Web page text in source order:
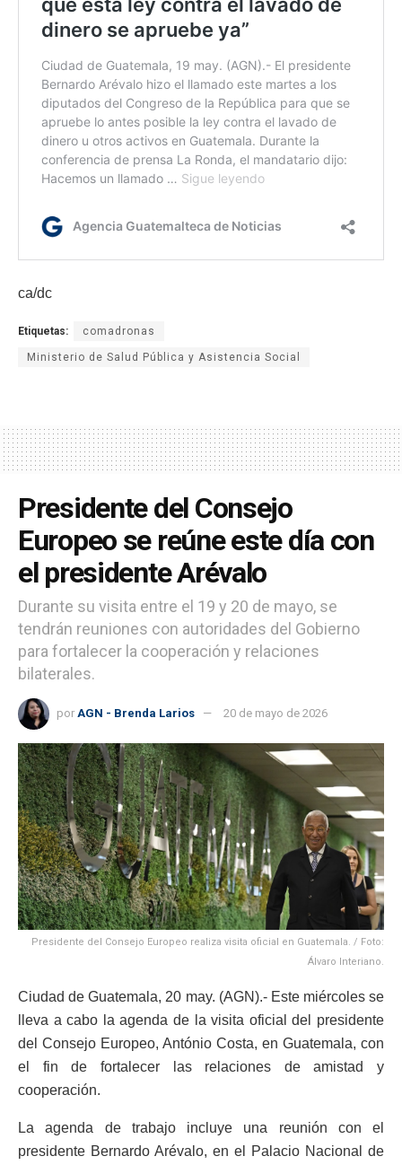
ca/dc
Etiquetas: comadronas
Ministerio de Salud Pública y Asistencia Social
Presidente del Consejo
Europeo se reúne este día con
el presidente Arévalo
Durante su visita entre el 19 y 20 de mayo, se
tendrán reuniones con autoridades del Gobierno
para fortalecer la cooperación y relaciones
bilaterales.
por AGN - Brenda Larios 20 de mayo de 2026
Presidente del Consejo Europeo realiza visita oficial en Guatemala. / Foto:
Álvaro Interiano.
Ciudad de Guatemala, 20 may. (AGN).- Este miércoles se
lleva a cabo la agenda de la visita oficial del presidente
del Consejo Europeo, António Costa, en Guatemala, con
el fin de fortalecer las relaciones de amistad y
cooperación.
La agenda de trabajo incluye una reunión con el
presidente Bernardo Arévalo, en el Palacio Nacional de